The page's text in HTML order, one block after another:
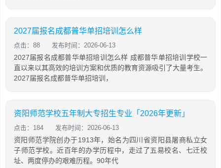
2027届报名成都普华单招培训怎么样
点击：88 发布时间：2026-06-13
2027届报名成都普华单招培训怎么样 成都普华单招培训学校一
直以来以其高效的培训方案和优质的教育资源吸引了大量考生。
2027届报名成都普华单招培训，
资阳师范学校五年制大专招生专业「2026年更新」
点击：184 发布时间：2026-06-13
资阳师范学院创办于1913年，始名为四川省资阳县屠商私立女
子师范学校。近百年的办学历程中，走过了五易校名、七迁校
址、两度停办的艰难历程。90年代